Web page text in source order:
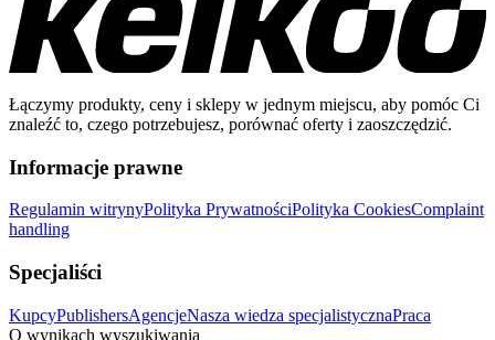
Łączymy produkty, ceny i sklepy w jednym miejscu, aby pomóc Ci
znaleźć to, czego potrzebujesz, porównać oferty i zaoszczędzić.
Informacje prawne
Regulamin witrynyPolityka PrywatnościPolityka CookiesComplaint
handling
Specjaliści
KupcyPublishersAgencjeNasza wiedza specjalistycznaPraca
O wynikach wyszukiwania